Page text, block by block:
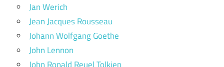
Jan Werich
Jean Jacques Rousseau
Johann Wolfgang Goethe
John Lennon